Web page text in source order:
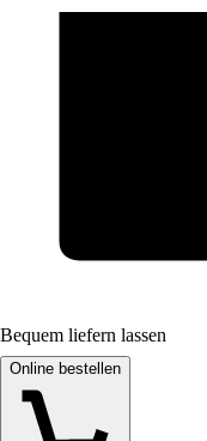
Bequem liefern lassen
Online bestellen